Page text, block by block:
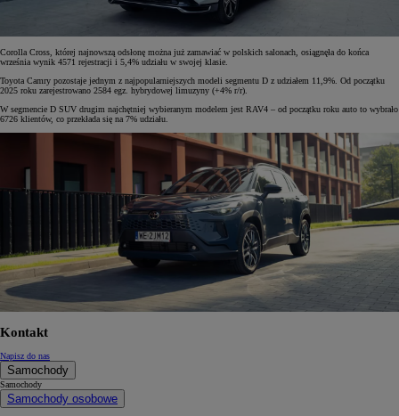
Corolla Cross, której najnowszą odsłonę można już zamawiać w polskich salonach, osiągnęła do końca
września wynik 4571 rejestracji i 5,4% udziału w swojej klasie.
Toyota Camry pozostaje jednym z najpopularniejszych modeli segmentu D z udziałem 11,9%. Od początku
2025 roku zarejestrowano 2584 egz. hybrydowej limuzyny (+4% r/r).
W segmencie D SUV drugim najchętniej wybieranym modelem jest RAV4 – od początku roku auto to wybrało
6726 klientów, co przekłada się na 7% udziału.
Kontakt
Napisz do nas
Samochody
Samochody
Samochody osobowe